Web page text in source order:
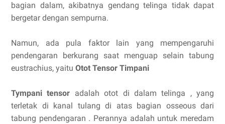
bagian dalam, akibatnya gendang telinga tidak dapat
bergetar dengan sempurna.
Namun, ada pula faktor lain yang mempengaruhi
pendengaran berkurang saat menguap selain tabung
eustrachius, yaitu Otot Tensor Timpani
Tympani tensor adalah otot di dalam telinga , yang
terletak di kanal tulang di atas bagian osseous dari
tabung pendengaran . Perannya adalah untuk meredam